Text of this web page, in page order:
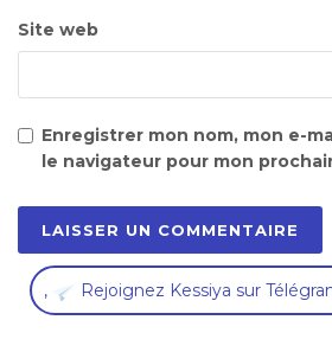
Site web
Enregistrer mon nom, mon e-
le navigateur pour mon
, Rejoignez Kessiya sur